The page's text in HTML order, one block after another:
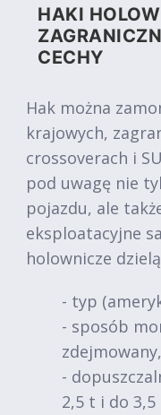
HAKI
CECHY
Hak można
krajowych,
crossoverach i
pod uwagę nie
pojazdu, ale
eksploatacyjne
holownicze
- typ
- sposób
-
2,5 t i do 3,5